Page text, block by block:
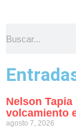
Nelson
volcamiento
agosto 7, 2026